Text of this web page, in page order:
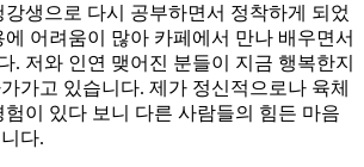
강생으로 다시 공부하면서 정착하게 되었
어려움이 많아 카페에서 만나 배우면서
. 저와 인연 맺어진 분들이 지금 행복한지
가고 있습니다. 제가 정신적으로나 육체
이 있다 보니 다른 사람들의 힘든 마음
다.